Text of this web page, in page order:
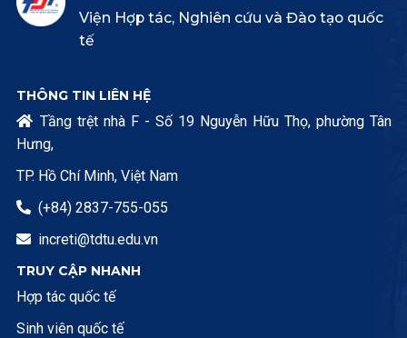
Viện Hợp tác, Nghiên cứu và Đào tạo quốc
tế
THÔNG TIN LIÊN HỆ
 Tầng trệt nhà F - Số 19 Nguyễn Hữu Thọ, phường Tân
Hưng,
TP. Hồ Chí Minh, Việt Nam
 (+84) 2837-755-055
 increti@tdtu.edu.vn
TRUY CẬP NHANH
Hợp tác quốc tế
Sinh viên quốc tế